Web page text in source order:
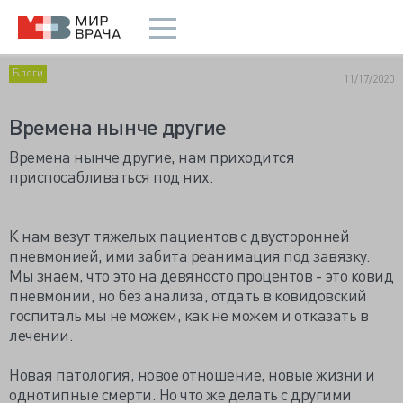
Блоги 11/17/2020
Времена нынче другие
Времена нынче другие, нам приходится
приспосабливаться под них.
К нам везут тяжелых пациентов с двусторонней
пневмонией, ими забита реанимация под завязку.
Мы знаем, что это на девяносто процентов - это ковид
пневмонии, но без анализа, отдать в ковидовский
госпиталь мы не можем, как не можем и отказать в
лечении.
Новая патология, новое отношение, новые жизни и
однотипные смерти. Но что же делать с другими